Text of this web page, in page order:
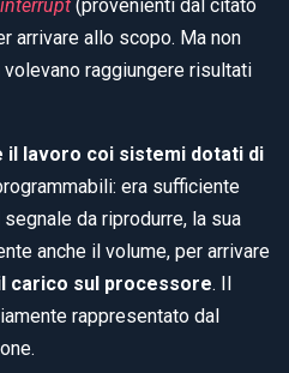
interrupt (provenienti dal citato
arrivare allo scopo. Ma non
raggiungere risultati
il lavoro coi sistemi dotati di
era sufficiente
da riprodurre, la sua
anche il volume, per arrivare
carico sul processore. Il
rappresentato dal